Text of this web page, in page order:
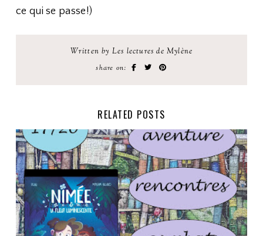
ce qui se passe!)
Written by Les lectures de Mylène
share on:
RELATED POSTS